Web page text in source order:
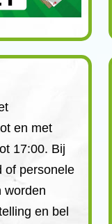
en met
17:00. Bij
of personele
worden
en bel